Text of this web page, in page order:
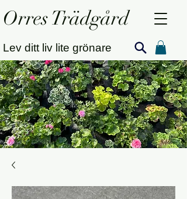
Lev ditt liv lite grönare
Orres Trädgård